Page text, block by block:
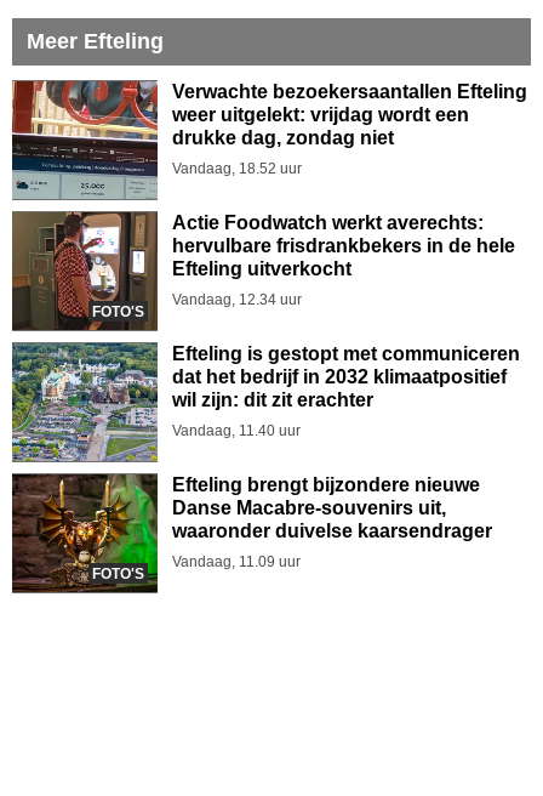
Meer Efteling
Verwachte bezoekersaantallen Efteling
weer uitgelekt: vrijdag wordt een
drukke dag, zondag niet
Vandaag, 18.52 uur
FOTO'S
Actie Foodwatch werkt averechts:
hervulbare frisdrankbekers in de hele
Efteling uitverkocht
Vandaag, 12.34 uur
Efteling is gestopt met communiceren
dat het bedrijf in 2032 klimaatpositief
wil zijn: dit zit erachter
Vandaag, 11.40 uur
FOTO'S
Efteling brengt bijzondere nieuwe
Danse Macabre-souvenirs uit,
waaronder duivelse kaarsendrager
Vandaag, 11.09 uur